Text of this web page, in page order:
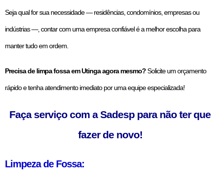
Seja qual for sua necessidade — residências, condomínios, empresas ou
indústrias —, contar com uma empresa confiável é a melhor escolha para
manter tudo em ordem.
Precisa de limpa fossa em Utinga agora mesmo?Solicite um orçamento
rápido e tenha atendimento imediato por uma equipe especializada!
Faça serviço com a Sadesp para não ter que
fazer de novo!
Limpeza de Fossa: